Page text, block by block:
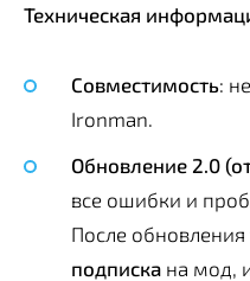
Техническая
Совместимость:
Ironman.
Обновление 2.0
все ошибки и
После обновления
подписка на мод,